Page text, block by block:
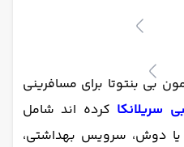
بی بنتوتا برای مسافرینی
سریلانکا کرده اند شامل
یا دوش، سرویس بهداشتی،